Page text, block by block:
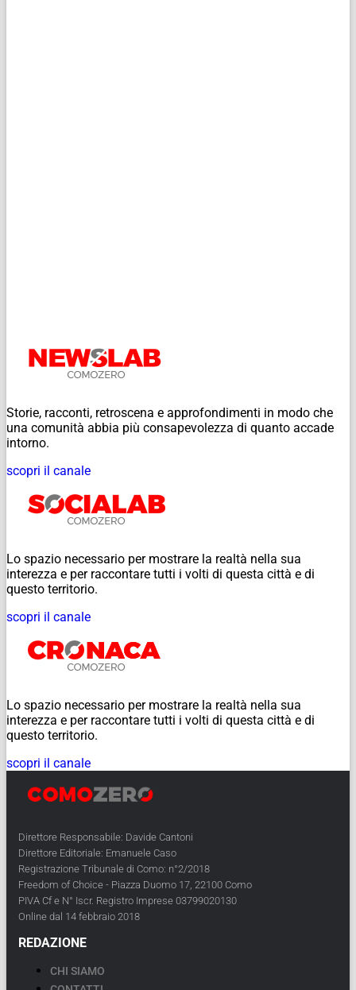
Storie, racconti, retroscena e approfondimenti in modo che
una comunità abbia più consapevolezza di quanto accade
intorno.
scopri il canale
Lo spazio necessario per mostrare la realtà nella sua
interezza e per raccontare tutti i volti di questa città e di
questo territorio.
scopri il canale
Lo spazio necessario per mostrare la realtà nella sua
interezza e per raccontare tutti i volti di questa città e di
questo territorio.
scopri il canale
Direttore Responsabile: Davide Cantoni
Direttore Editoriale: Emanuele Caso
Registrazione Tribunale di Como: n°2/2018
Freedom of Choice - Piazza Duomo 17, 22100 Como
PIVA Cf e N° Iscr. Registro Imprese 03799020130
Online dal 14 febbraio 2018
REDAZIONE
CHI SIAMO